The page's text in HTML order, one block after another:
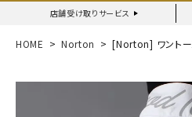
店舗受け取りサービス
新規会員登録｜ログイン
ご利用ガイド
HOME Norton [Norton] ワントー